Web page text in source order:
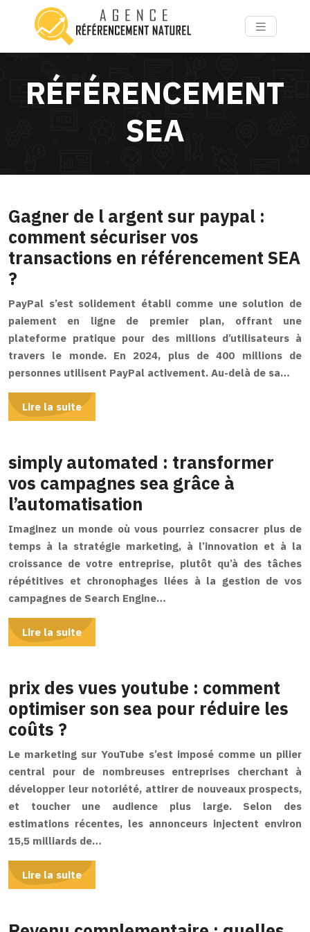
RÉFÉRENCEMENT
SEA
Gagner de l argent sur paypal :
comment sécuriser vos
transactions en référencement SEA
?
PayPal s’est solidement établi comme une solution de
paiement en ligne de premier plan, offrant une
plateforme pratique pour des millions d’utilisateurs à
travers le monde. En 2024, plus de 400 millions de
personnes utilisent PayPal activement. Au-delà de sa…
Lire la suite
simply automated : transformer
vos campagnes sea grâce à
l’automatisation
Imaginez un monde où vous pourriez consacrer plus de
temps à la stratégie marketing, à l’innovation et à la
croissance de votre entreprise, plutôt qu’à des tâches
répétitives et chronophages liées à la gestion de vos
campagnes de Search Engine…
Lire la suite
prix des vues youtube : comment
optimiser son sea pour réduire les
coûts ?
Le marketing sur YouTube s’est imposé comme un pilier
central pour de nombreuses entreprises cherchant à
développer leur notoriété, attirer de nouveaux prospects,
et toucher une audience plus large. Selon des
estimations récentes, les annonceurs injectent environ
15,5 milliards de…
Lire la suite